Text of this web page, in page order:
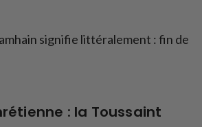
signifie littéralement : fin de
: la Toussaint